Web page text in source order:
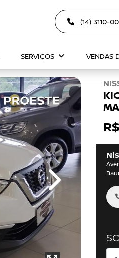
(14) 3110-
SERVIÇOS VENDAS
Next